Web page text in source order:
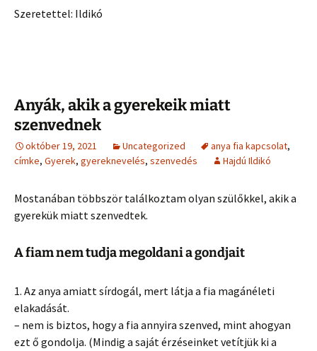
Szeretettel: Ildikó
Anyák, akik a gyerekeik miatt
szenvednek
október 19, 2021 Uncategorized anya fia kapcsolat,
címke, Gyerek, gyereknevelés, szenvedés Hajdú Ildikó
Mostanában többször találkoztam olyan szülőkkel, akik a
gyerekük miatt szenvedtek.
A fiam nem tudja megoldani a gondjait
1. Az anya amiatt sírdogál, mert látja a fia magánéleti
elakadását.
– nem is biztos, hogy a fia annyira szenved, mint ahogyan
ezt ő gondolja. (Mindig a saját érzéseinket vetítjük ki a